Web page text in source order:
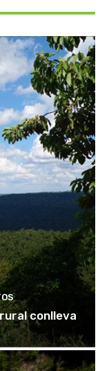
conlleva